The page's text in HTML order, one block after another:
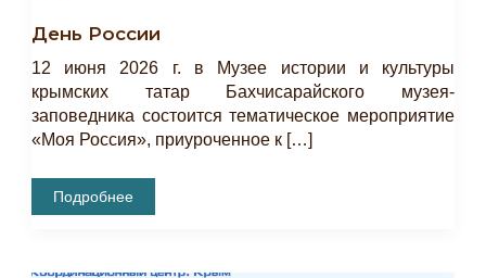
День России
12 июня 2026 г. в Музее истории и культуры
крымских татар Бахчисарайского музея-
заповедника состоится тематическое мероприятие
«Моя Россия», приуроченное к […]
День
России
Подробнее